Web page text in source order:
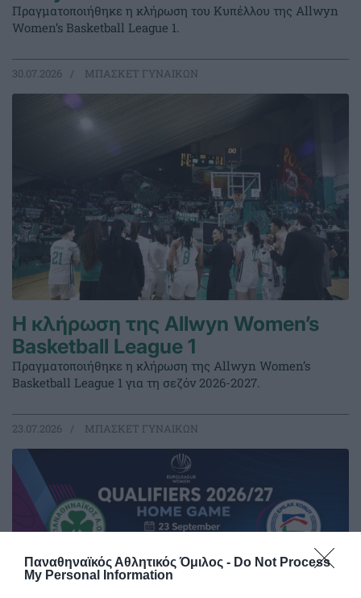
Παναθηναϊκός Αθλητικός Όμιλος - Do Not Process
My Personal Information
Πραγματοποιήθηκε η κλήρωση του Κυπέλλου της Allwyn
Women’s Basketball League 1.
30.07.2026 ΜΠΑΣΚΕΤ ΓΥΝΑΙΚΩΝ
Η κλήρωση της Allwyn Women’s
Basketball League 1
Πραγματοποιήθηκε η κλήρωση της Allwyn Women’s
Basketball League 1 για τη σεζόν 2026-2027.
23.07.2026 ΜΠΑΣΚΕΤ ΓΥΝΑΙΚΩΝ